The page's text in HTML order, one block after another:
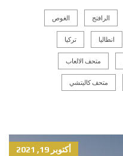
الرافتج الغوص
انطاليا تركيا
متحف الالعاب
متحف كاليتشي
أكتوبر 19, 2021